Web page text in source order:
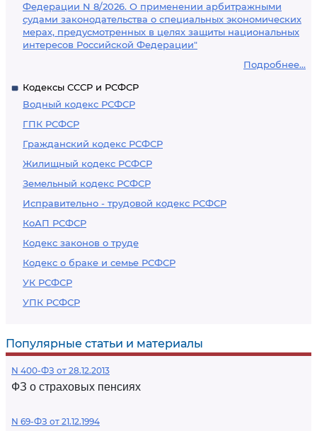
Федерации N 8/2026. О применении арбитражными
судами законодательства о специальных экономических
мерах, предусмотренных в целях защиты национальных
интересов Российской Федерации"
Подробнее...
Кодексы СССР и РСФСР
Водный кодекс РСФСР
ГПК РСФСР
Гражданский кодекс РСФСР
Жилищный кодекс РСФСР
Земельный кодекс РСФСР
Исправительно - трудовой кодекс РСФСР
КоАП РСФСР
Кодекс законов о труде
Кодекс о браке и семье РСФСР
УК РСФСР
УПК РСФСР
Популярные статьи и материалы
N 400-ФЗ от 28.12.2013
ФЗ о страховых пенсиях
N 69-ФЗ от 21.12.1994